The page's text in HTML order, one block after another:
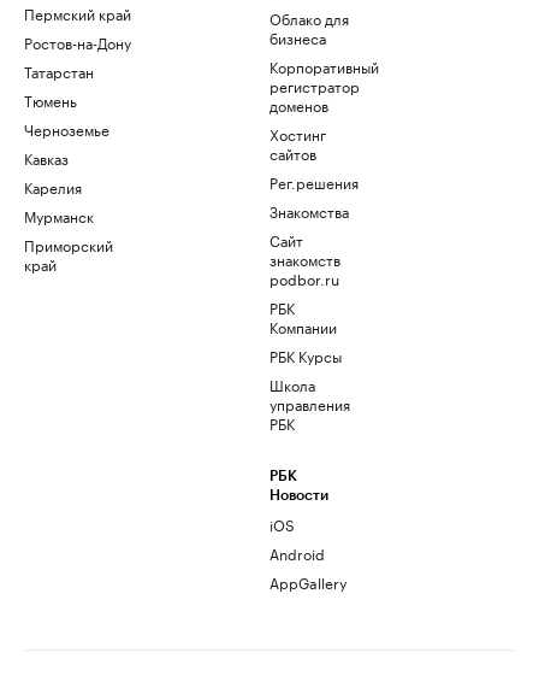
Пермский край
Ростов-на-Дону
Татарстан
Тюмень
Черноземье
Кавказ
Карелия
Мурманск
Приморский
край
Облако для
бизнеса
Корпоративный
регистратор
доменов
Хостинг
сайтов
Рег.решения
Знакомства
Сайт
знакомств
podbor.ru
РБК
Компании
РБК Курсы
Школа
управления
РБК
РБК
Новости
iOS
Android
AppGallery